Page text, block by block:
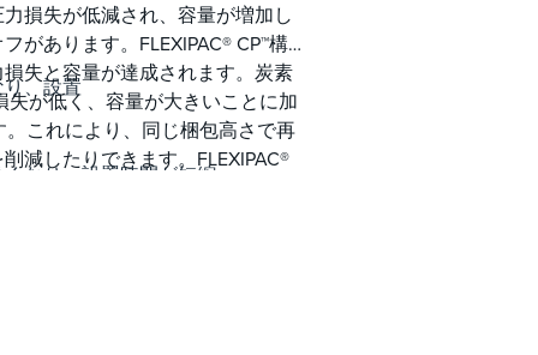
、設置
損失が低減され、容量が増加し
あります。FLEXIPAC® CP™構造
失と容量が達成されます。炭素
失が低く、容量が大きいことに加
これにより、同じ梱包高さで再
減したりできます。FLEXIPAC®
なり、設置時間が短縮